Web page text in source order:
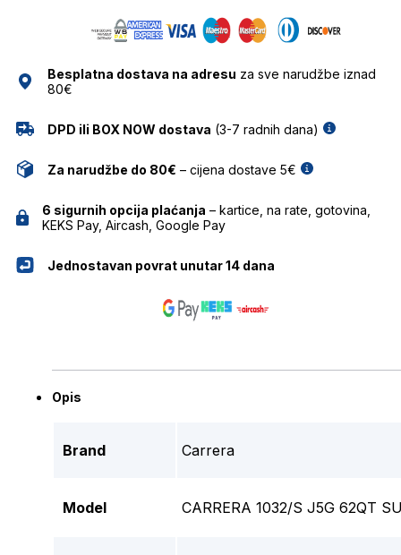
Besplatna dostava na adresu za sve narudžbe iznad
80€
DPD ili BOX NOW dostava (3-7 radnih dana)
Za narudžbe do 80€ – cijena dostave 5€
6 sigurnih opcija plaćanja – kartice, na rate, gotovina,
KEKS Pay, Aircash, Google Pay
Jednostavan povrat unutar 14 dana
Opis
Brand Carrera
Model CARRERA 1032/S J5G 62QT